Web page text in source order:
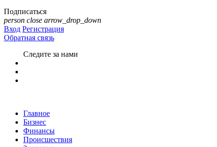
Подписаться
person close arrow_drop_down
Вход Регистрация
Обратная связь
Следите за нами
Главное
Бизнес
Финансы
Происшествия